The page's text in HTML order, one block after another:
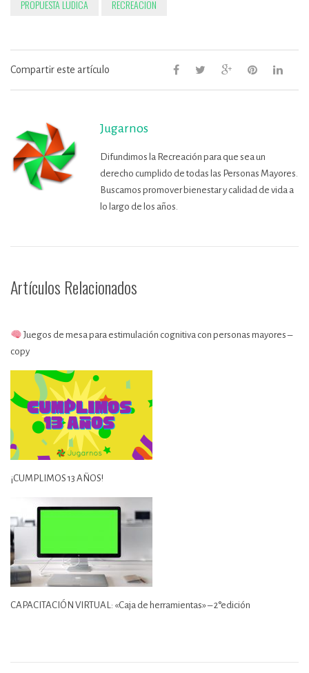
PROPUESTA LUDICA RECREACION
Compartir este artículo
Jugarnos
Difundimos la Recreación para que sea un
derecho cumplido de todas las Personas Mayores.
Buscamos promover bienestar y calidad de vida a
lo largo de los años.
Artículos Relacionados
Juegos de mesa para estimulación cognitiva con personas mayores –
copy
¡CUMPLIMOS 13 AÑOS!
CAPACITACIÓN VIRTUAL: «Caja de herramientas» – 2°edición